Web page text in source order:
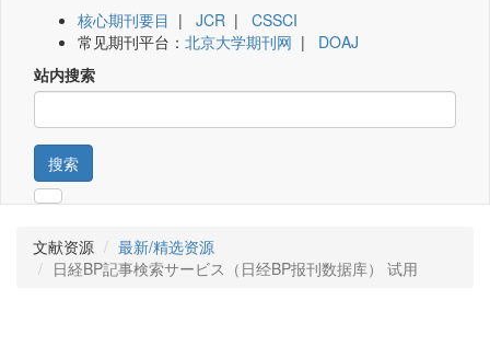
核心期刊要目 | JCR | CSSCI
常见期刊平台： 北京大学期刊网 | DOAJ
站内搜索
搜索
文献资源
最新/精选资源
日経BP記事検索サービス（日经BP报刊数据库） 试用